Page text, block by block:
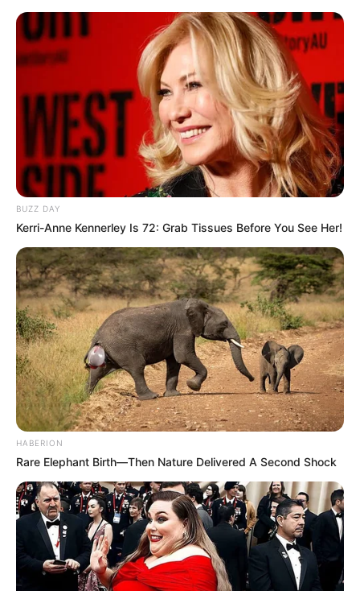
BUZZ DAY
Kerri-Anne Kennerley Is 72: Grab Tissues Before You See Her!
HABERION
Rare Elephant Birth—Then Nature Delivered A Second Shock